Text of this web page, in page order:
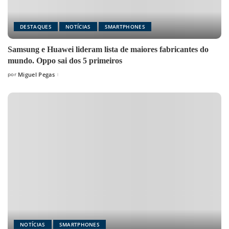
DESTAQUES NOTÍCIAS SMARTPHONES
Samsung e Huawei lideram lista de maiores fabricantes do
mundo. Oppo sai dos 5 primeiros
Posted
por Miguel Pegas
NOTÍCIAS SMARTPHONES